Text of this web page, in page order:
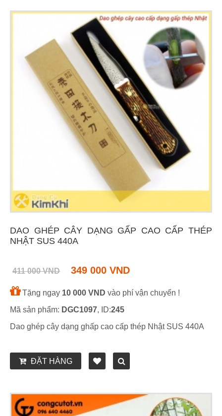
DAO GHÉP CÂY DẠNG GẤP CAO CẤP THÉP
NHẬT SUS 440A
411 000 VND 349 000 VND
Tặng ngay 10 000 VND vào phí vận chuyển !
Mã sản phẩm: DGC1097, ID:245
Dao ghép cây dạng ghấp cao cấp thép Nhật SUS 440A
ĐẶT HÀNG